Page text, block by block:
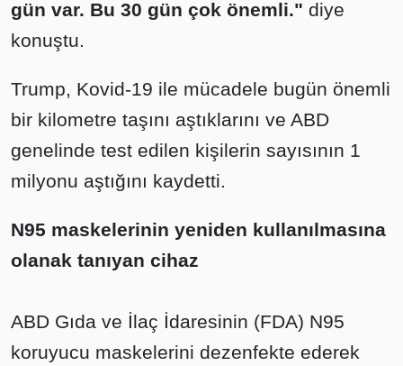
gün var. Bu 30 gün çok önemli." diye
konuştu.
Trump, Kovid-19 ile mücadele bugün önemli
bir kilometre taşını aştıklarını ve ABD
genelinde test edilen kişilerin sayısının 1
milyonu aştığını kaydetti.
N95 maskelerinin yeniden kullanılmasına
olanak tanıyan cihaz
ABD Gıda ve İlaç İdaresinin (FDA) N95
koruyucu maskelerini dezenfekte ederek